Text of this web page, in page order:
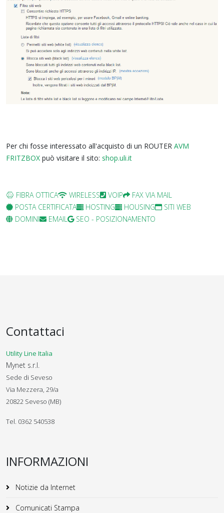
Per chi fosse interessato all'acquisto di un ROUTER AVM
FRITZBOX può visitare il sito: shop.uli.it
FIBRA OTTICA WIRELESS VOIP
FAX VIA MAIL
POSTA CERTIFICATA
HOSTING HOUSING
SITI WEB
DOMINI
EMAIL SEO - POSIZIONAMENTO
Contattaci
Utility Line Italia
Mynet s.r.l.
Sede di Seveso
Via Mezzera, 29/a
20822 Seveso (MB)
Tel. 0362 540538
INFORMAZIONI
Notizie da Internet
Comunicati Stampa